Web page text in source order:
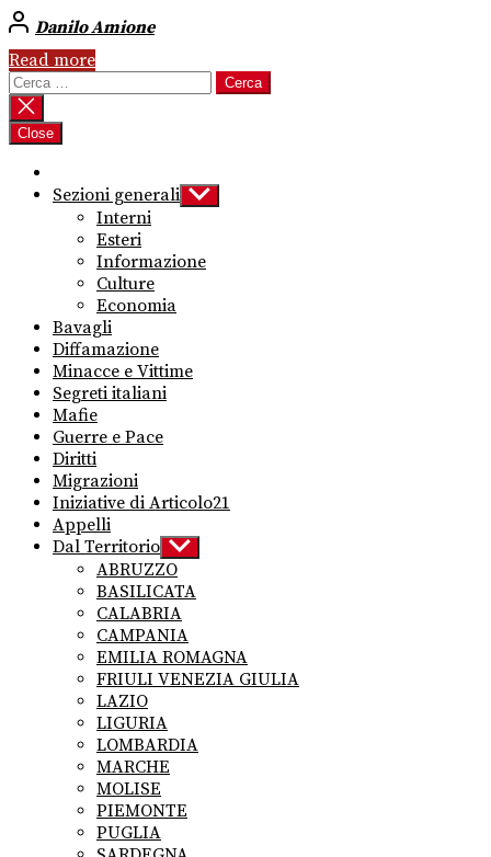
Danilo Amione
Read more
Ricerca
per:
Close
Sezioni generali Show
sub
Interni
Esteri
Informazione
Culture
Economia
Bavagli
Diffamazione
Minacce e Vittime
Segreti italiani
Mafie
Guerre e Pace
Diritti
Migrazioni
Iniziative di Articolo21
Appelli
Dal Territorio Show
sub
menu
ABRUZZO
BASILICATA
CALABRIA
CAMPANIA
EMILIA ROMAGNA
FRIULI VENEZIA GIULIA
LAZIO
LIGURIA
LOMBARDIA
MARCHE
MOLISE
PIEMONTE
PUGLIA